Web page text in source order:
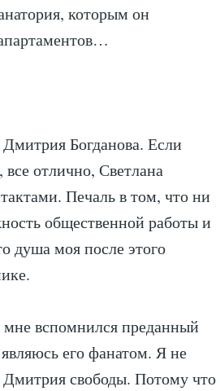
которым он
Богданова. Если
все отлично, Светлана
Печаль в том, что ни
общественной работы и
душа моя после этого
вспомнился преданный
его фанатом. Я не
свободы. Потому что